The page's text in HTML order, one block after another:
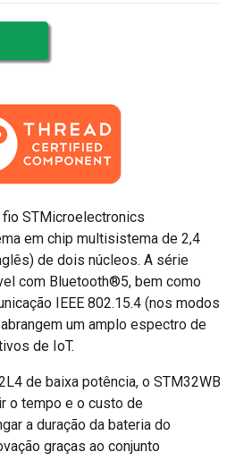
STMicroelectronics
em chip multisistema de 2,4
de dois núcleos. A série
com Bluetooth®5, bem como
IEEE 802.15.4 (nos modos
um amplo espectro de
de IoT.
de baixa potência, o STM32WB
o tempo e o custo de
a duração da bateria do
graças ao conjunto